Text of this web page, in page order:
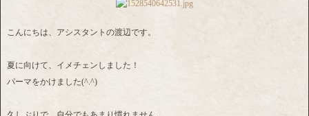
こんにちは、アシスタントの渡辺です。
夏に向けて、イメチェンしました！
パーマをかけました(^.^)